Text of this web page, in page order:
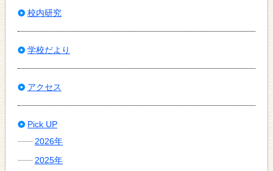
校内研究
学校だより
アクセス
Pick UP
2026年
2025年